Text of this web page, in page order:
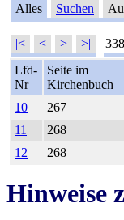
Alles Suchen
|< < > >|
Lfd-
Nr
Seite im
Kirchenbuch
10
267
11
268
12
268
Hinweise